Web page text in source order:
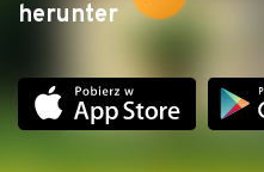
herunter